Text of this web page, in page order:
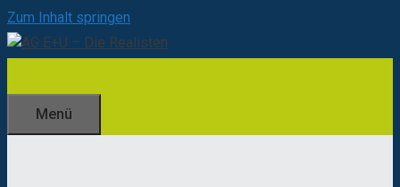
Zum Inhalt springen
Menü